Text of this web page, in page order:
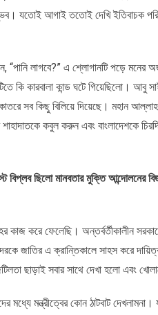
যতোই আগাই ততোই দেখি ইতিবাচক
“পানি লাগবে?” এ শ্লোগানটি পড়ে
কি কারবালা কান্ড ঘটে গিয়েছিলো।
সব কিছু বিলিয়ে দিয়েছে। মহান
কবুল করুন এবং বাংলাদেশকে
বিপ্লব ছিলো মানবতার মুক্তি আন্দোলনের
করে ফেলেছি। অন্তর্বর্তীকালীন
জাতির এ ক্রান্তিকালে সাহস করে
ছাড়াই সবার সাথে দেখা হলো এবং
মধ্যে মন্ত্রীত্বের কোন ঠাটবাট